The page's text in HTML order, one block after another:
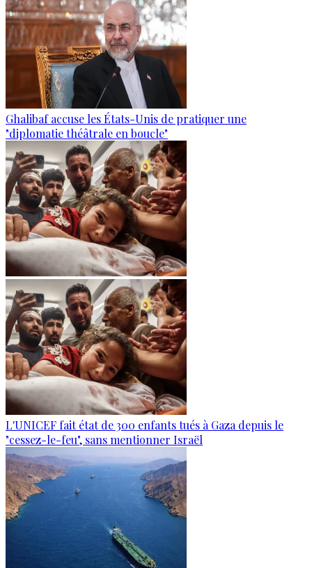
Ghalibaf accuse les États-Unis de pratiquer une
"diplomatie théâtrale en boucle"
L'UNICEF fait état de 300 enfants tués à Gaza depuis le
"cessez-le-feu", sans mentionner Israël